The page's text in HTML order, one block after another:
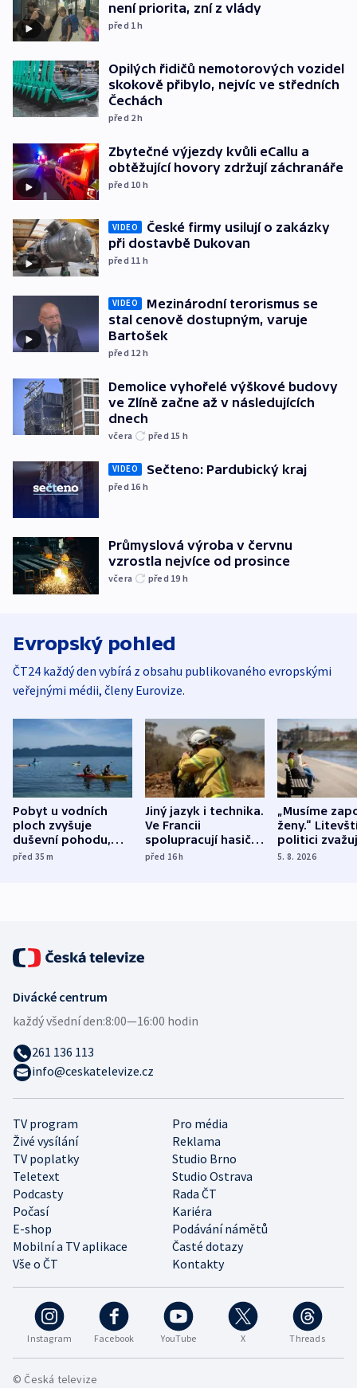
není priorita, zní z vlády
před 1h
Opilých řidičů nemotorových vozidel
skokově přibylo, nejvíc ve středních
Čechách
před 2h
Zbytečné výjezdy kvůli eCallu a
obtěžující hovory zdržují záchranáře
před 10 h
VIDEO
České firmy usilují o zakázky
při dostavbě Dukovan
před 11 h
VIDEO
Mezinárodní terorismus se
stal cenově dostupným, varuje
Bartošek
před 12 h
Demolice vyhořelé výškové budovy
ve Zlíně začne až v následujících
dnech
včera před 15 h
VIDEO Sečteno: Pardubický kraj
před 16 h
Průmyslová výroba v červnu
vzrostla nejvíce od prosince
včera před 19 h
Evropský pohled
ČT24 každý den vybírá z obsahu publikovaného evropskými
veřejnými médii, členy Eurovize.
Pobyt u vodních
ploch zvyšuje
duševní pohodu,
ukázala
před 35m
Jiný jazyk i technika.
Ve Francii
spolupracují hasiči z
různých zemí
před 16h
„Musíme
ženy.“
politici
dohodu o
5. 8. 2026
Instagram Facebook YouTube X Threads
TV program
Pro média
Živé vysílání
Reklama
TV poplatky
Studio Brno
Teletext
Studio Ostrava
Podcasty
Rada ČT
Počasí
Kariéra
E-shop
Podávání námětů
Mobilní a TV aplikace
Časté dotazy
Vše o ČT
Kontakty
Divácké centrum
každý všední den:8:00—16:00 hodin
261 136 113
info@ceskatelevize.cz
© Česká televize